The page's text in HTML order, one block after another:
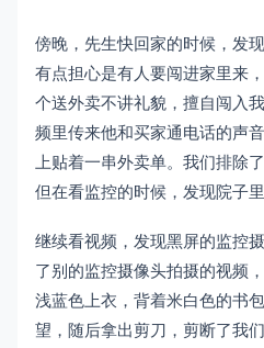
傍晚，先生快回家的时候，发
有点担心是有人要闯进家里来
个送外卖不讲礼貌，擅自闯入
频里传来他和买家通电话的声
上贴着一串外卖单。我们排除
但在看监控的时候，发现院子
继续看视频，发现黑屏的监控
了别的监控摄像头拍摄的视频
浅蓝色上衣，背着米白色的书
望，随后拿出剪刀，剪断了我